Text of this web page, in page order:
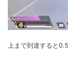
上まで到達すると